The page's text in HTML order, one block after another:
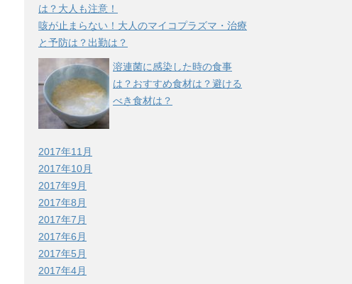
は？大人も注意！
咳が止まらない！大人のマイコプラズマ・治療
と予防は？出勤は？
溶連菌に感染した時の食事
は？おすすめ食材は？避ける
べき食材は？
2017年11月
2017年10月
2017年9月
2017年8月
2017年7月
2017年6月
2017年5月
2017年4月